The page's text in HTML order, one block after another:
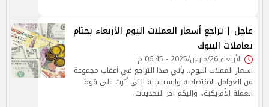
عاجل | تراجع أسعار العملات اليوم الأربعاء بختام
تعاملات البنوك
الأربعاء 26/مارس/2025 - 06:45 م
أسعار العملات اليوم.. يأتي هذا التراجع في أعقاب مجموعة
من العوامل الاقتصادية والسياسية التي أثرت على قوة
العملة الأمريكية.، وإليكم آخر التحديثات.